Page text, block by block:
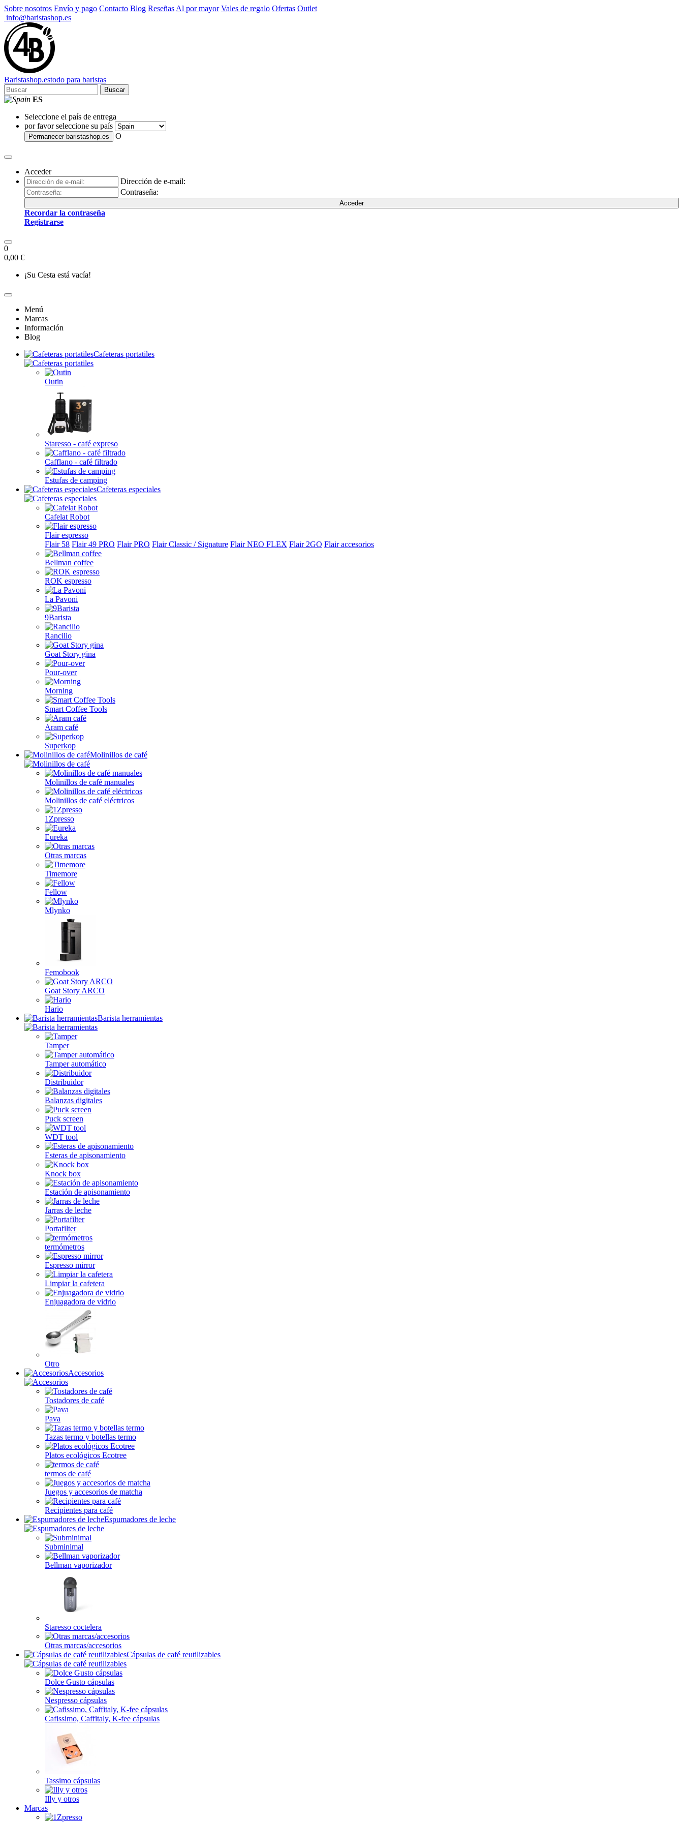
Sobre nosotros Envío y pago Contacto Blog Reseñas Al por mayor Vales de regalo Ofertas Outlet
info@baristashop.es
Baristashop.estodo para baristas
Buscar
ES
Seleccione el país de entrega
por favor seleccione su país
Permanecer baristashop.es O
Acceder
Dirección de e-mail:
Contraseña:
Acceder
Recordar la contraseña
Registrarse
0
0,00 €
¡Su Cesta está vacía!
Menú
Marcas
Información
Blog
Cafeteras portatiles
Outin
Staresso - café expreso
Cafflano - café filtrado
Estufas de camping
Cafeteras especiales
Cafelat Robot
Flair espresso
Flair 58 Flair 49 PRO Flair PRO Flair Classic / Signature Flair NEO FLEX Flair 2GO Flair accesorios
Bellman coffee
ROK espresso
La Pavoni
9Barista
Rancilio
Goat Story gina
Pour-over
Morning
Smart Coffee Tools
Aram café
Superkop
Molinillos de café
Molinillos de café manuales
Molinillos de café eléctricos
1Zpresso
Eureka
Otras marcas
Timemore
Fellow
Mlynko
Femobook
Goat Story ARCO
Hario
Barista herramientas
Tamper
Tamper automático
Distribuidor
Balanzas digitales
Puck screen
WDT tool
Esteras de apisonamiento
Knock box
Estación de apisonamiento
Jarras de leche
Portafilter
termómetros
Espresso mirror
Limpiar la cafetera
Enjuagadora de vidrio
Otro
Accesorios
Tostadores de café
Pava
Tazas termo y botellas termo
Platos ecológicos Ecotree
termos de café
Juegos y accesorios de matcha
Recipientes para café
Espumadores de leche
Subminimal
Bellman vaporizador
Staresso coctelera
Otras marcas/accesorios
Cápsulas de café reutilizables
Dolce Gusto cápsulas
Nespresso cápsulas
Cafissimo, Caffitaly, K-fee cápsulas
Tassimo cápsulas
Illy y otros
Marcas